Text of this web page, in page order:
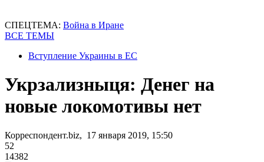
СПЕЦТЕМА: Война в Иране
ВСЕ ТЕМЫ
Вступление Украины в ЕС
Укрзализныця: Денег на
новые локомотивы нет
Корреспондент.biz, 17 января 2019, 15:50
52
14382